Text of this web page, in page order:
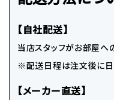
【自社配送】
当店スタッフがお部屋へ
※配送日程は注文後に日
【メーカー直送】